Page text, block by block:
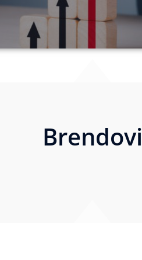
Vizija
Brendovi